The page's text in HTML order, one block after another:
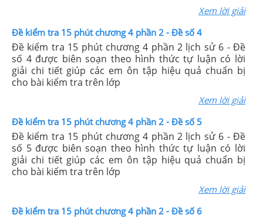
Xem lời giải
Đề kiểm tra 15 phút chương 4 phần 2 - Đề số 4
Đề kiểm tra 15 phút chương 4 phần 2 lịch sử 6 - Đề
số 4 được biên soạn theo hình thức tự luận có lời
giải chi tiết giúp các em ôn tập hiệu quả chuẩn bị
cho bài kiểm tra trên lớp
Xem lời giải
Đề kiểm tra 15 phút chương 4 phần 2 - Đề số 5
Đề kiểm tra 15 phút chương 4 phần 2 lịch sử 6 - Đề
số 5 được biên soạn theo hình thức tự luận có lời
giải chi tiết giúp các em ôn tập hiệu quả chuẩn bị
cho bài kiểm tra trên lớp
Xem lời giải
Đề kiểm tra 15 phút chương 4 phần 2 - Đề số 6